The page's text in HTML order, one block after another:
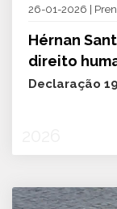
26-01-2026 |
Hérnan
direito
Declaração